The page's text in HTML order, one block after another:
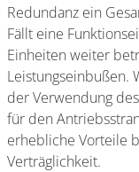
Redundanz ein
Fällt eine
Einheiten weiter
Leistungseinbußen.
der Verwendung
für den
erhebliche Vorteile
Verträglichkeit.